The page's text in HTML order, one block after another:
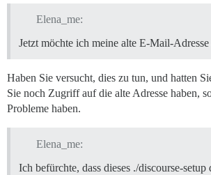
Elena_me:
Jetzt möchte ich meine alte E-Mail-Adresse
Haben Sie versucht, dies zu tun, und hatten
Sie noch Zugriff auf die alte Adresse haben,
Probleme haben.
Elena_me:
Ich befürchte, dass dieses ./discourse-setup